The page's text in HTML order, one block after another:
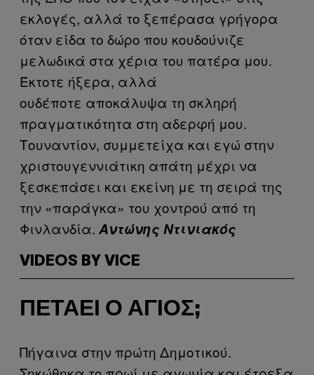
εκλογές, αλλά το ξεπέρασα γρήγορα
όταν είδα το δώρο που κουδούνιζε
μελωδικά στα χέρια του πατέρα μου.
Έκτοτε ήξερα, αλλά
ουδέποτε αποκάλυψα τη σκληρή
πραγματικότητα στη αδερφή μου.
Τουναντίον, συμμετείχα και εγώ στην
χριστουγεννιάτικη απάτη μέχρι να
ξεσκεπάσει και εκείνη με τη σειρά της
την «παράγκα» του χοντρού από τη
Φινλανδία. Αντώνης Ντινιακός
VIDEOS BY VICE
ΠΕΤΆΕΙ Ο ΆΓΙΟΣ;
Πήγαινα στην πρώτη Δημοτικού.